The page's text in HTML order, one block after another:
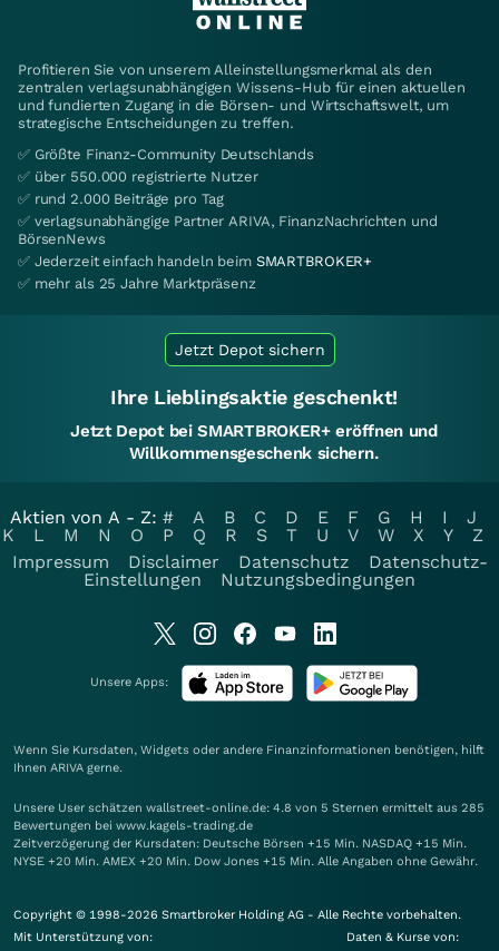
Profitieren Sie von unserem Alleinstellungsmerkmal als den
zentralen verlagsunabhängigen Wissens-Hub für einen aktuellen
und fundierten Zugang in die Börsen- und Wirtschaftswelt, um
strategische Entscheidungen zu treffen.
✅ Größte Finanz-Community Deutschlands
✅ über 550.000 registrierte Nutzer
✅ rund 2.000 Beiträge pro Tag
✅ verlagsunabhängige Partner ARIVA, FinanzNachrichten und
BörsenNews
✅ Jederzeit einfach handeln beim SMARTBROKER+
✅ mehr als 25 Jahre Marktpräsenz
Jetzt Depot sichern
Ihre Lieblingsaktie geschenkt!
Jetzt Depot bei SMARTBROKER+ eröffnen und
Willkommensgeschenk sichern.
Aktien von A - Z: # A B C D E F G H I
J
K
L M N O P Q R S T U V W X Y
Z
Impressum
Disclaimer Datenschutz
Datenschutz-
Einstellungen
Nutzungsbedingungen
Unsere Apps:
Wenn Sie Kursdaten, Widgets oder andere Finanzinformationen benötigen, hilft
Ihnen ARIVA gerne.
Unsere User schätzen wallstreet-online.de: 4.8 von 5 Sternen ermittelt aus 285
Bewertungen bei www.kagels-trading.de
Zeitverzögerung der Kursdaten: Deutsche Börsen +15 Min. NASDAQ +15 Min.
NYSE +20 Min. AMEX +20 Min. Dow Jones +15 Min. Alle Angaben ohne Gewähr.
Copyright © 1998-2026 Smartbroker Holding AG - Alle Rechte vorbehalten.
Mit Unterstützung von:
Daten & Kurse von: